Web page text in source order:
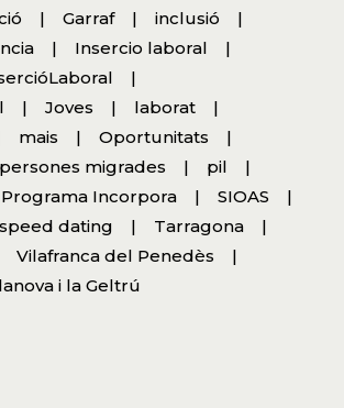
Garraf
inclusió
Insercio laboral
Joves
laborat
mais
Oportunitats
persones migrades
pil
Programa Incorpora
SIOAS
speed dating
Tarragona
Vilafranca del Penedès
i la Geltrú